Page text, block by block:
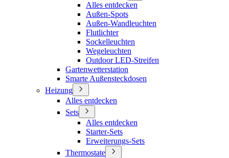
Alles entdecken
Außen-Spots
Außen-Wandleuchten
Flutlichter
Sockelleuchten
Wegeleuchten
Outdoor LED-Streifen
Gartenwetterstation
Smarte Außensteckdosen
Heizung
Alles entdecken
Sets
Alles entdecken
Starter-Sets
Erweiterungs-Sets
Thermostate